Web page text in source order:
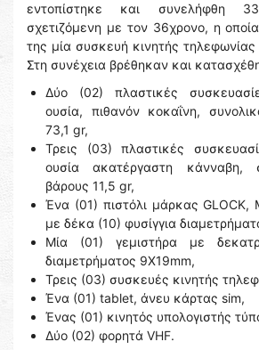
εντοπίστηκε και συνελήφθη
σχετιζόμενη με τον 36χρονο, η
της μία συσκευή κινητής
Στη συνέχεια βρέθηκαν και
Δύο (02) πλαστικές
ουσία, πιθανόν κοκαΐνη,
73,1 gr,
Τρεις (03) πλαστικές
ουσία ακατέργαστη κάνναβη,
βάρους 11,5 gr,
Ένα (01) πιστόλι μάρκας GLOCK,
με δέκα (10) φυσίγγια
Mία (01) γεμιστήρα με
διαμετρήματος 9Χ19mm,
Τρεις (03) συσκευές κινητής
Ένα (01) tablet, άνευ κάρτας sim,
Ένας (01) κινητός υπολογιστής
Δύο (02) φορητά VHF.